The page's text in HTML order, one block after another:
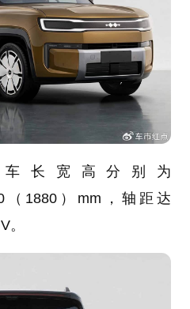
长宽高分别为
（1880）mm，轴距达
。